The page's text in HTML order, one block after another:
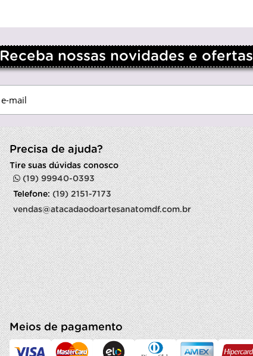
Receba nossas novidades e ofertas
Precisa de ajuda?
Tire suas dúvidas conosco
(19) 99940-0393
Telefone:(19) 2151-7173
vendas@atacadaodoartesanatomdf.com.br
Meios de pagamento